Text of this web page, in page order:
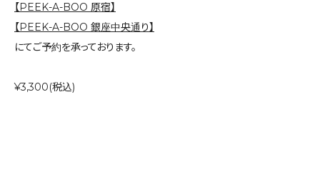
【PEEK-A-BOO 原宿】
【PEEK-A-BOO 銀座中央通り】
にてご予約を承っております。
¥3,300(税込)